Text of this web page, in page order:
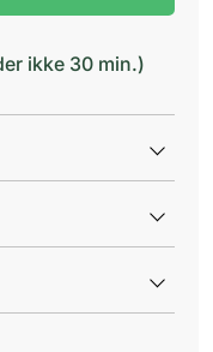
ikke 30 min.)